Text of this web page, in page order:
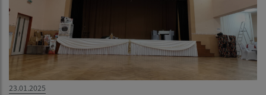
23.01.2025